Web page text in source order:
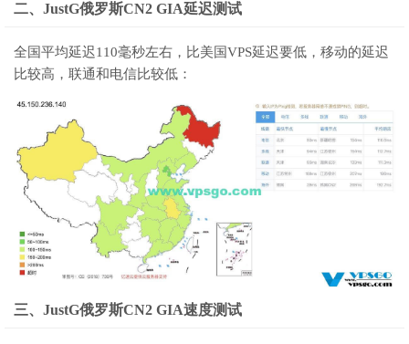
二、JustG俄罗斯CN2 GIA延迟测试
全国平均延迟110毫秒左右，比美国VPS延迟要低，移动的延迟
比较高，联通和电信比较低：
三、JustG俄罗斯CN2 GIA速度测试